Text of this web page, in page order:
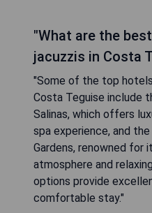
"What are the
jacuzzis in Costa
"Some of the top
Costa Teguise include
Salinas, which offers
spa experience, and
Gardens, renowned for
atmosphere and
options provide
comfortable stay."